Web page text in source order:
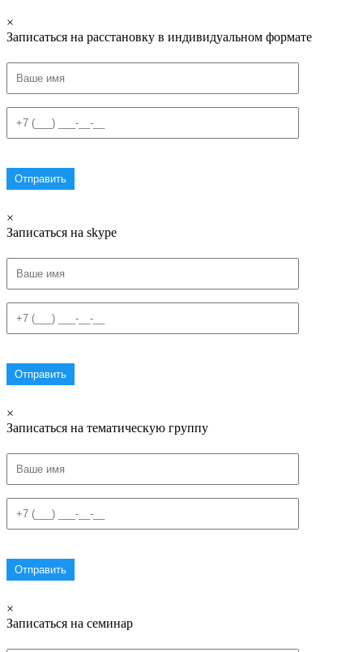
×
Записаться на расстановку в индивидуальном формате
×
Записаться на skype
×
Записаться на тематическую группу
×
Записаться на семинар